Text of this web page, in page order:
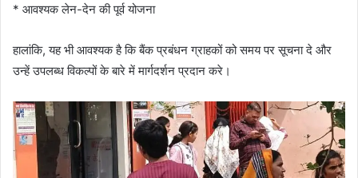
* आवश्यक लेन-देन की पूर्व योजना
हालांकि, यह भी आवश्यक है कि बैंक प्रबंधन ग्राहकों को समय पर सूचना दे और
उन्हें उपलब्ध विकल्पों के बारे में मार्गदर्शन प्रदान करे।